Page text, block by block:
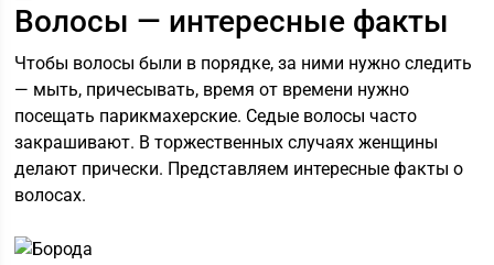
Волосы — интересные факты
Чтобы волосы были в порядке, за ними нужно следить
— мыть, причесывать, время от времени нужно
посещать парикмахерские. Седые волосы часто
закрашивают. В торжественных случаях женщины
делают прически. Представляем интересные факты о
волосах.